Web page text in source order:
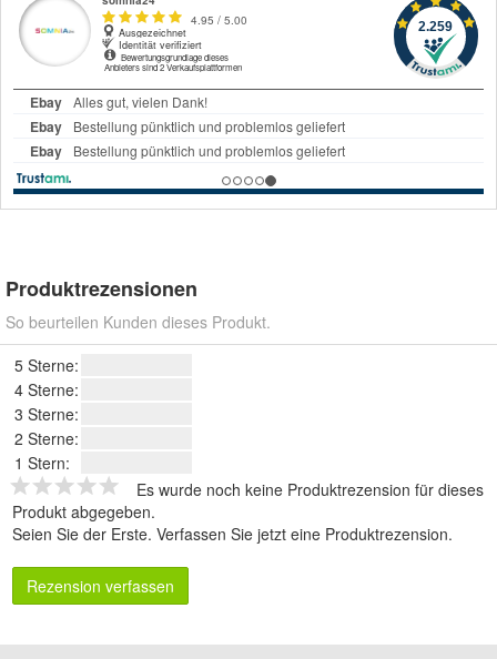
Produktrezensionen
So beurteilen Kunden dieses Produkt.
5 Sterne:
4 Sterne:
3 Sterne:
2 Sterne:
1 Stern:
Es wurde noch keine Produktrezension für dieses
Produkt abgegeben.
Seien Sie der Erste. Verfassen Sie jetzt eine Produktrezension.
Rezension verfassen